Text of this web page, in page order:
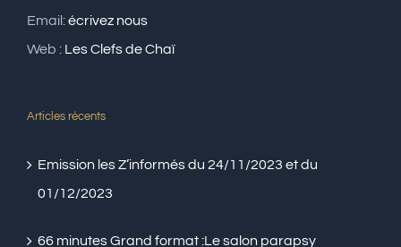
Email:écrivez nous
Web : Les Clefs de Chaï
Articles récents
Emission les Z’informés du 24/11/2023 et du
01/12/2023
66 minutes Grand format :Le salon parapsy